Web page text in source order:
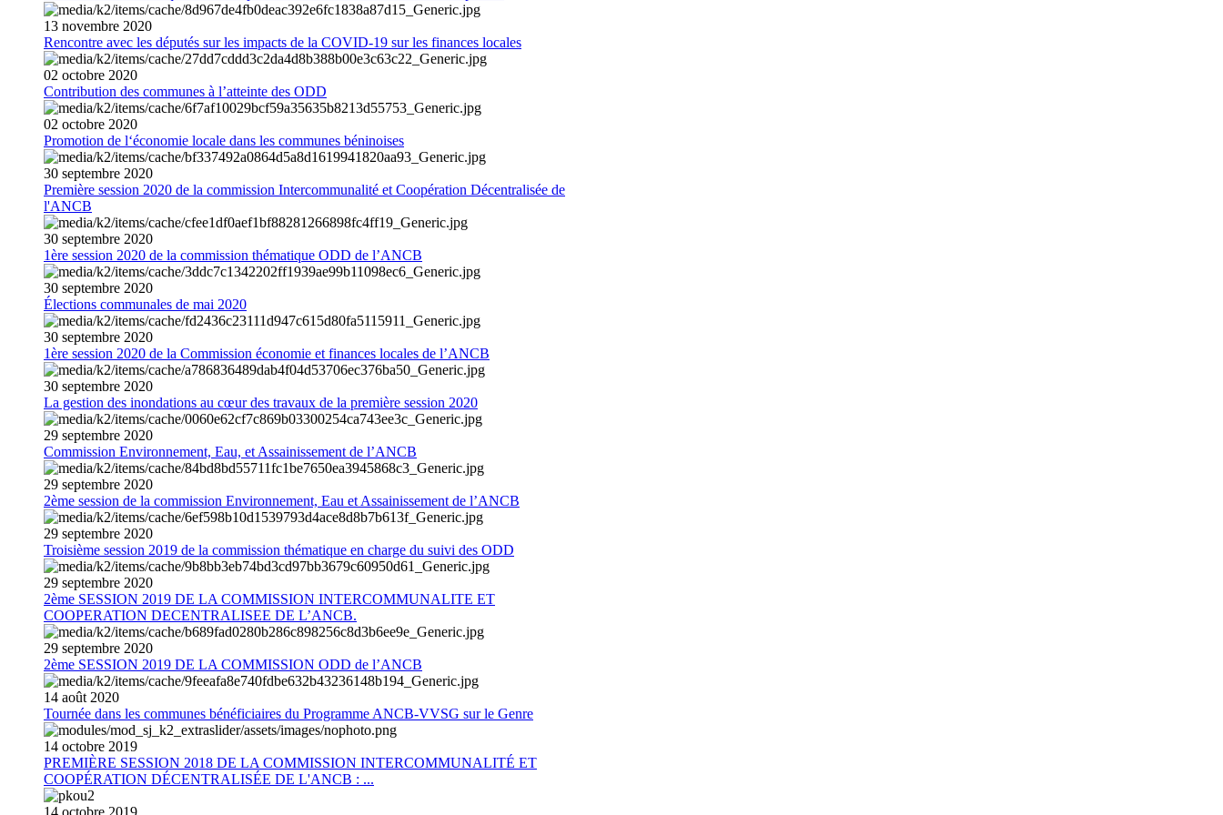
13 novembre 2020
Rencontre avec les députés sur les impacts de la COVID-19 sur les finances locales
02 octobre 2020
Contribution des communes à l’atteinte des ODD
02 octobre 2020
Promotion de l‘économie locale dans les communes béninoises
30 septembre 2020
Première session 2020 de la commission Intercommunalité et Coopération Décentralisée de
l'ANCB
30 septembre 2020
1ère session 2020 de la commission thématique ODD de l’ANCB
30 septembre 2020
Élections communales de mai 2020
30 septembre 2020
1ère session 2020 de la Commission économie et finances locales de l’ANCB
30 septembre 2020
La gestion des inondations au cœur des travaux de la première session 2020
29 septembre 2020
Commission Environnement, Eau, et Assainissement de l’ANCB
29 septembre 2020
2ème session de la commission Environnement, Eau et Assainissement de l’ANCB
29 septembre 2020
Troisième session 2019 de la commission thématique en charge du suivi des ODD
29 septembre 2020
2ème SESSION 2019 DE LA COMMISSION INTERCOMMUNALITE ET
COOPERATION DECENTRALISEE DE L’ANCB.
29 septembre 2020
2ème SESSION 2019 DE LA COMMISSION ODD de l’ANCB
14 août 2020
Tournée dans les communes bénéficiaires du Programme ANCB-VVSG sur le Genre
14 octobre 2019
PREMIÈRE SESSION 2018 DE LA COMMISSION INTERCOMMUNALITÉ ET
COOPÉRATION DÉCENTRALISÉE DE L'ANCB : ...
14 octobre 2019